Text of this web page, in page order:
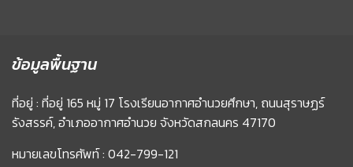
ข้อมูลพื้นฐาน
ที่อยู่ : ที่อยู่ 165 หมู่ 17 โรงเรียนอากาศอำนวยศึกษา, ถนนสุราษฏร์
รังสรรค์, อำเภออากาศอำนวย จังหวัดสกลนคร 47170
หมายเลขโทรศัพท์ : 042-799-121